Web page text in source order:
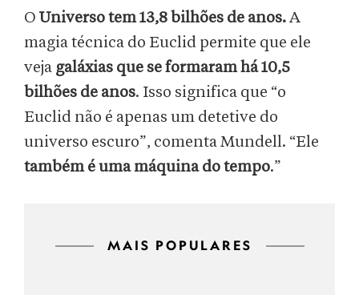
O Universo tem 13,8 bilhões de anos.A
magia técnica do Euclid permite que ele
veja galáxias que se formaram há 10,5
bilhões de anos. Isso significa que “o
Euclid não é apenas um detetive do
universo escuro”, comenta Mundell. “Ele
também é uma máquina do tempo.”
MAIS POPULARES